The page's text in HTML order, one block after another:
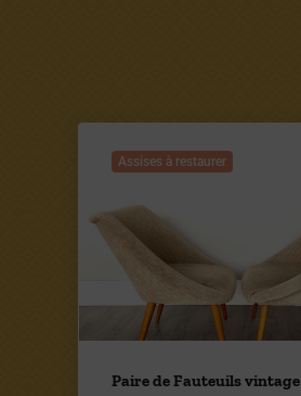
Assises à restaurer
Paire de Fauteuils vintage